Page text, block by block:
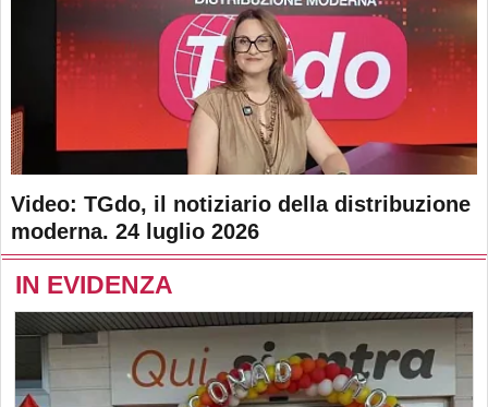
Video: TGdo, il notiziario della distribuzione
moderna. 24 luglio 2026
IN EVIDENZA